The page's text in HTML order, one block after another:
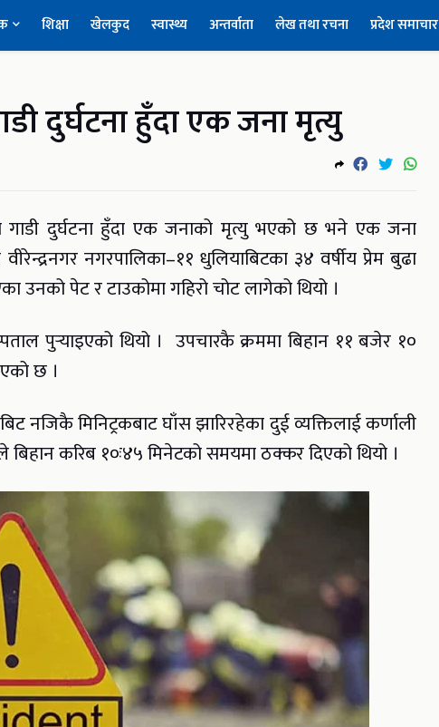
शिक्षा खेलकुद स्वास्थ्य अन्तर्वाता लेख तथा रचना प्रदेश समाचार
दुर्घटना हुँदा एक जना मृत्यु
गाडी दुर्घटना हुँदा एक जनाको मृत्यु भएको छ भने एक जना
नगरपालिका–११ धुलियाबिटका ३४ वर्षीय प्रेम बुढा
उनको पेट र टाउकोमा गहिरो चोट लागेको थियो ।
पुर्‍याइएको थियो । उपचारकै क्रममा बिहान ११ बजेर १०
छ ।
नजिकै मिनिट्रकबाट घाँस झारिरहेका दुई व्यक्तिलाई कर्णाली
करिब १०ः४५ मिनेटको समयमा ठक्कर दिएको थियो ।